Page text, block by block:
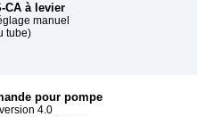
CA à levier
manuel
tube)
pour pompe
4.0